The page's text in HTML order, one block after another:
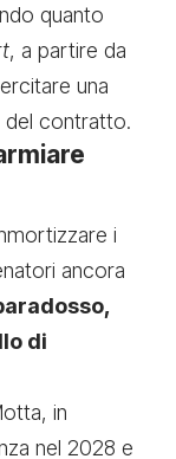
quanto
, a partire da
una
del contratto.
i
ancora
di
in
nel 2028 e